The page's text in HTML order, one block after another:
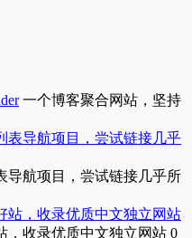
一个博客聚合网站，坚持
导航项目，尝试链接几乎所
，收录优质中文独立网站 0